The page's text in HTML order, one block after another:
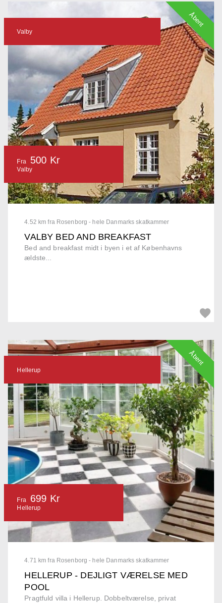
4.52 km fra Rosenborg - hele Danmarks skatkammer
VALBY BED AND BREAKFAST
Bed and breakfast midt i byen i et af Københavns
ældste...
Valby
Fra 500 Kr
Valby
Åbent
4.71 km fra Rosenborg - hele Danmarks skatkammer
HELLERUP - DEJLIGT VÆRELSE MED
POOL
Pragtfuld villa i Hellerup. Dobbeltværelse, privat
Hellerup
Fra 699 Kr
Hellerup
Åbent